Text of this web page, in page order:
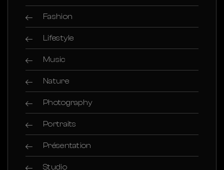
Fashion
Lifestyle
Music
Nature
Photography
Portraits
Présentation
Studio